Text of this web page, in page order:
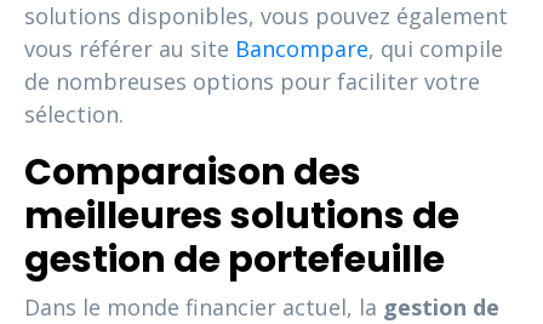
solutions disponibles, vous pouvez également
vous référer au site Bancompare, qui compile
de nombreuses options pour faciliter votre
sélection.
Comparaison des
meilleures solutions de
gestion de portefeuille
Dans le monde financier actuel, la gestion de